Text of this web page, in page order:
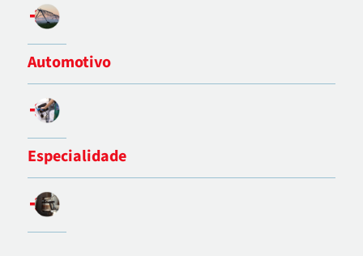
Automotivo
Especialidade